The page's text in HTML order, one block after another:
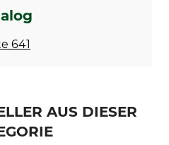
641
AUS DIESER